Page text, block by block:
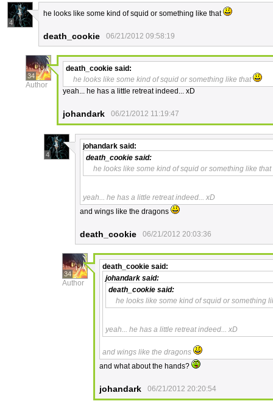
4
he looks like some kind of squid or something like that
death_cookie 06/21/2012 09:58:19
34
Author
death_cookie said:
he looks like some kind of squid or something like that
yeah... he has a little retreat indeed... xD
johandark 06/21/2012 11:19:47
4
johandark said:
death_cookie said:
he looks like some kind of squid or something like that
yeah... he has a little retreat indeed... xD
and wings like the dragons
death_cookie 06/21/2012 20:03:36
34
Author
death_cookie said:
johandark said:
death_cookie said:
he looks like some kind of squid or something
yeah... he has a little retreat indeed... xD
and wings like the dragons
and what about the hands?
johandark 06/21/2012 20:20:54